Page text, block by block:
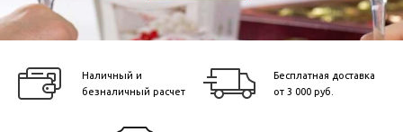
Наличный и
безналичный расчет
Бесплатная доставка
от 3 000 руб.